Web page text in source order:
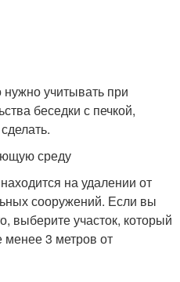
нужно учитывать при
беседки с печкой,
среду
на удалении от
сооружений. Если вы
выберите участок, который
менее 3 метров от